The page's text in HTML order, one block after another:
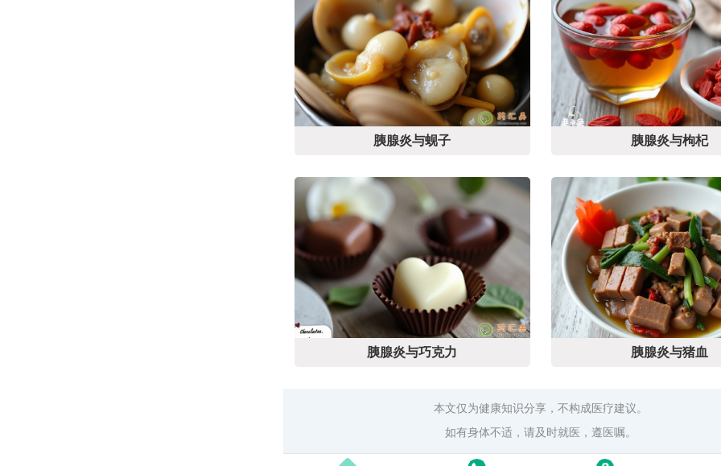
胰腺炎与蚬子 胰腺炎与枸杞
胰腺炎与巧克力 胰腺炎与猪血
本文仅为健康知识分享，不构成医疗建议。
如有身体不适，请及时就医，遵医嘱。